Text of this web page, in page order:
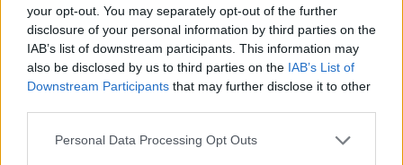
your opt-out. You may separately opt-out of the further
disclosure of your personal information by third parties on the
IAB’s list of downstream participants. This information may
also be disclosed by us to third parties on the IAB’s List of
Downstream Participants that may further disclose it to other
Please note that this website/app uses one or more Google
Personal Data Processing Opt Outs